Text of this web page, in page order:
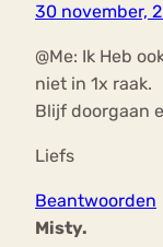
30 november,
@Me: Ik Heb
niet in 1x raak.
Blijf doorgaan
Liefs
Beantwoorden
Misty.